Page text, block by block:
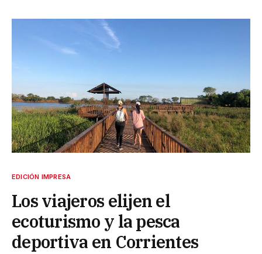
EDICIÓN IMPRESA
Los viajeros elijen el
ecoturismo y la pesca
deportiva en Corrientes